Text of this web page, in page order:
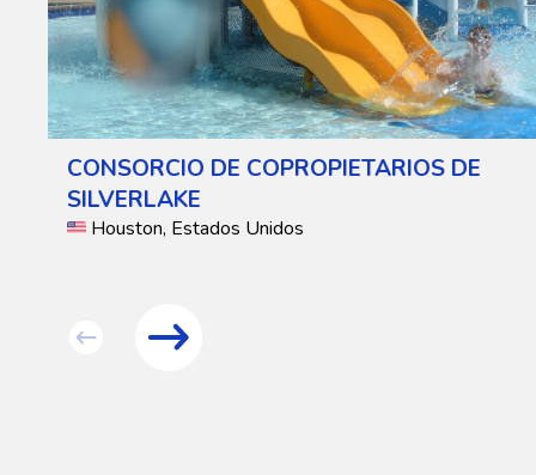
CONSORCIO DE COPROPIETARIOS DE
SILVERLAKE
Houston, Estados Unidos